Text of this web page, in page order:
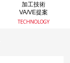
加工技術
VA/VE提案
TECHNOLOGY